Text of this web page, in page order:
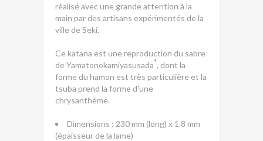
réalisé avec une grande attention à la
main par des artisans expérimentés de la
ville de Seki.
Ce katana est une reproduction du sabre
de Yamatonokamiyasusada*, dont la
forme du hamon est très particulière et la
tsuba prend la forme d'une
chrysanthème.
Dimensions : 230 mm (long) x 1.8 mm
(épaisseur de la lame)